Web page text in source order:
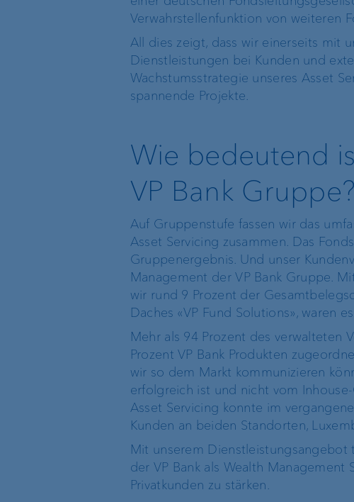
Verwahrstellenfunktion von weiteren
All dies zeigt, dass wir einerseits mit
Dienstleistungen bei Kunden und
Wachstumsstrategie unseres Asset
spannende Projekte.
Wie bedeutend
VP Bank Gruppe?
Auf Gruppenstufe fassen wir das
Asset Servicing zusammen. Das
Gruppenergebnis. Und unser
Management der VP Bank Gruppe.
wir rund 9 Prozent der
Daches «VP Fund Solutions», waren
Mehr als 94 Prozent des verwalteten
Prozent VP Bank Produkten
wir so dem Markt kommunizieren
erfolgreich ist und nicht vom
Asset Servicing konnte im
Kunden an beiden Standorten,
Mit unserem Dienstleistungsangebot
der VP Bank als Wealth
Privatkunden zu stärken.